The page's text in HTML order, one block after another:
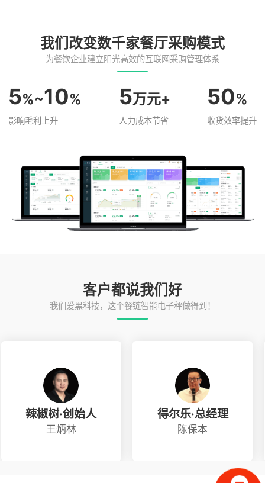
我们改变数千家餐厅采购模式
为餐饮企业建立阳光高效的互联网采购管理体系
5%~10%
影响毛利上升
5万元+
人力成本节省
50%
收货效率提升
客户都说我们好
我们爱黑科技，这个餐链智能电子秤做得到！
辣椒树·创始人
王炳林
得尔乐·总经理
陈保本